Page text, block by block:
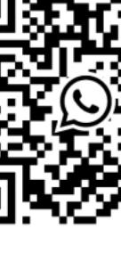
-